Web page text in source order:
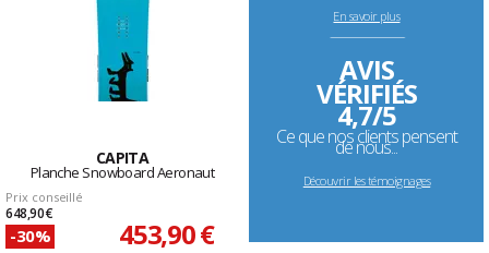
CAPITA
Planche Snowboard Aeronaut
Prix conseillé
648,90 €
-30% 453,90 €
En savoir plus
--------------------------------------------------------------------
AVIS
VÉRIFIÉS
4,7/5
Ce que nos clients pensent
de nous...
Découvrir les témoignages